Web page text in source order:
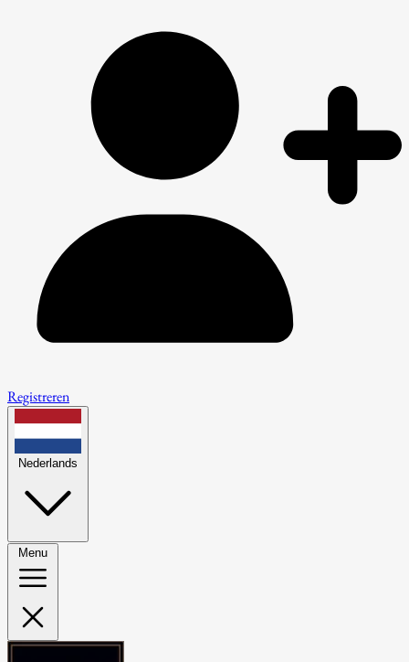
Registreren
Nederlands
Menu